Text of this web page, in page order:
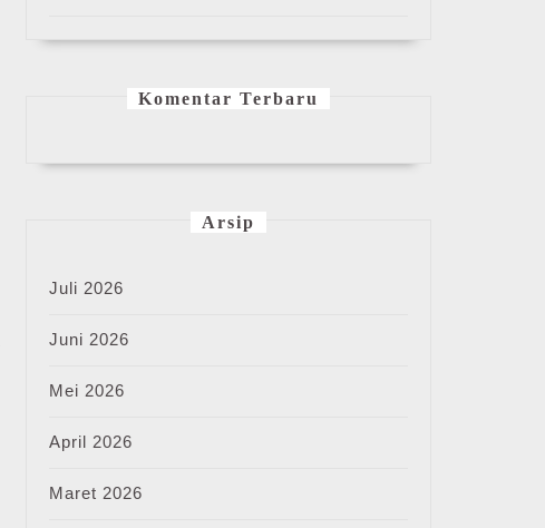
Komentar Terbaru
Arsip
Juli 2026
Juni 2026
Mei 2026
April 2026
Maret 2026